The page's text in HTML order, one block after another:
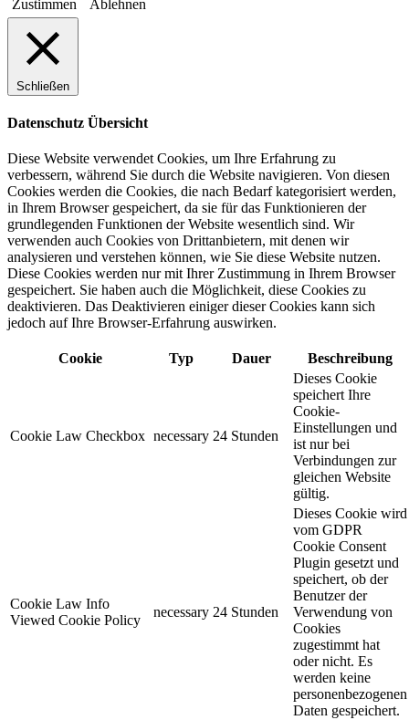
Zustimmen Ablehnen
Schließen
Datenschutz Übersicht
Diese Website verwendet Cookies, um Ihre Erfahrung zu
verbessern, während Sie durch die Website navigieren. Von diesen
Cookies werden die Cookies, die nach Bedarf kategorisiert werden,
in Ihrem Browser gespeichert, da sie für das Funktionieren der
grundlegenden Funktionen der Website wesentlich sind. Wir
verwenden auch Cookies von Drittanbietern, mit denen wir
analysieren und verstehen können, wie Sie diese Website nutzen.
Diese Cookies werden nur mit Ihrer Zustimmung in Ihrem Browser
gespeichert. Sie haben auch die Möglichkeit, diese Cookies zu
deaktivieren. Das Deaktivieren einiger dieser Cookies kann sich
jedoch auf Ihre Browser-Erfahrung auswirken.
Cookie Typ Dauer Beschreibung
Cookie Law Checkbox necessary 24 Stunden
Dieses Cookie
speichert Ihre
Cookie-
Einstellungen und
ist nur bei
Verbindungen zur
gleichen Website
gültig.
Cookie Law Info
Viewed Cookie Policy
necessary 24 Stunden
Dieses Cookie wird
vom GDPR
Cookie Consent
Plugin gesetzt und
speichert, ob der
Benutzer der
Verwendung von
Cookies
zugestimmt hat
oder nicht. Es
werden keine
personenbezogenen
Daten gespeichert.